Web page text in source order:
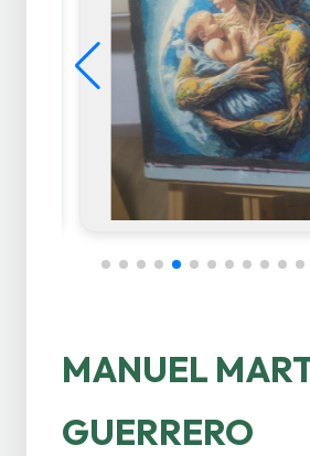
MANUEL
GUERRERO